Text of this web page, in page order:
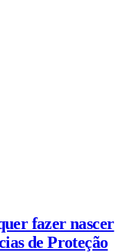
fazer nascer
de Proteção